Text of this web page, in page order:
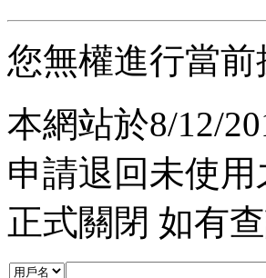
您無權進行當
本網站於8/12/
申請退回未使
正式關閉 如有